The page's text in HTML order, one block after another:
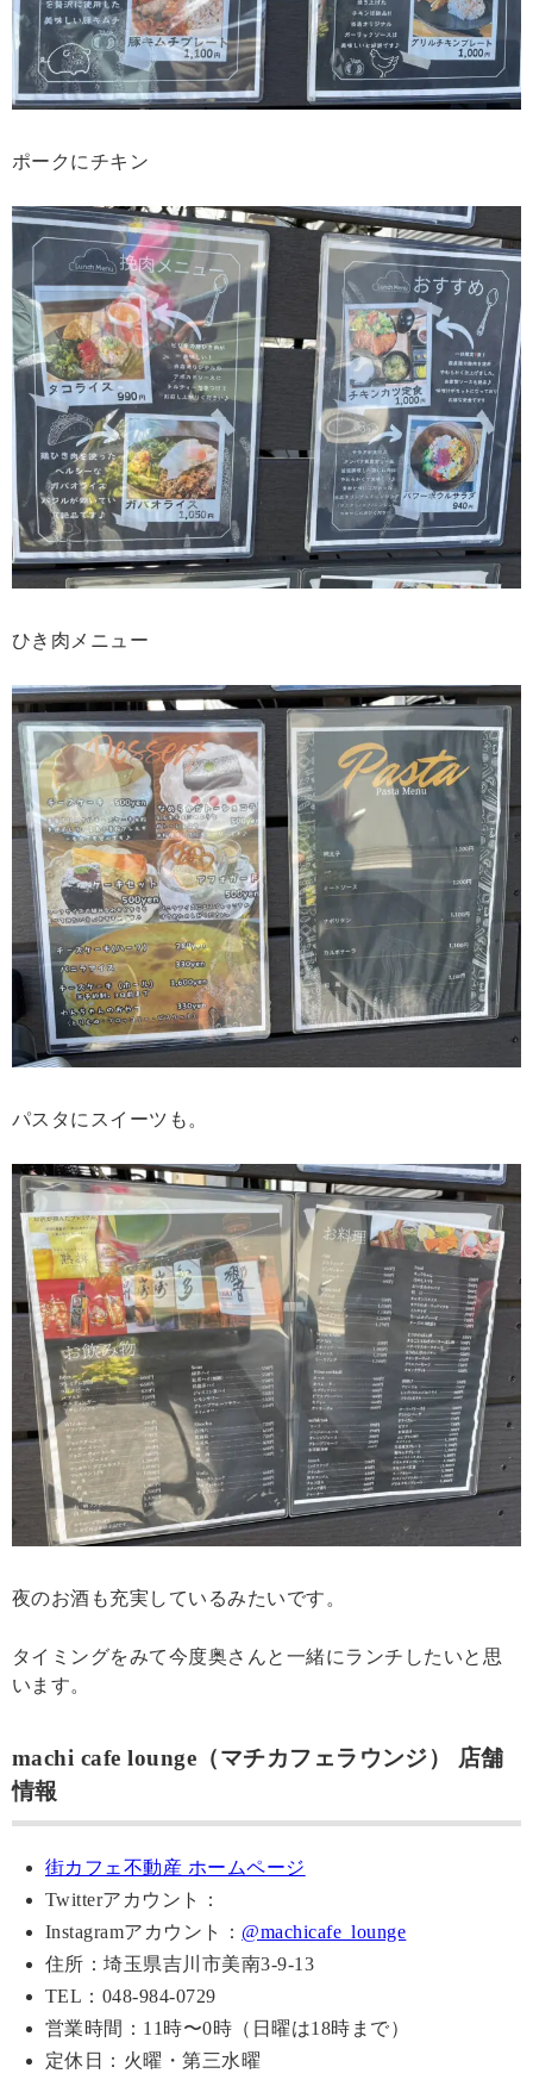
ポークにチキン
ひき肉メニュー
パスタにスイーツも。
夜のお酒も充実しているみたいです。
タイミングをみて今度奥さんと一緒にランチしたいと思
います。
machi cafe lounge（マチカフェラウンジ） 店舗
情報
街カフェ不動産 ホームページ
Twitterアカウント：
Instagramアカウント： @machicafe_lounge
住所：埼玉県吉川市美南3-9-13
TEL：048-984-0729
営業時間：11時〜0時（日曜は18時まで）
定休日：火曜・第三水曜